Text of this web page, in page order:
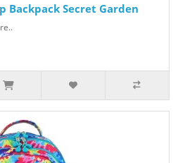
Backpack Secret Garden